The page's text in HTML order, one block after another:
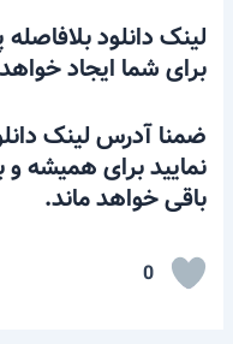
لینک دانلود
برای شما ایجاد
ضمنا آدرس لینک
نمایید برای همیشه
باقی خواهد ماند.
0